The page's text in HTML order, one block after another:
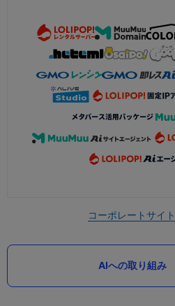
コーポレートサイト
AIへの取り組み